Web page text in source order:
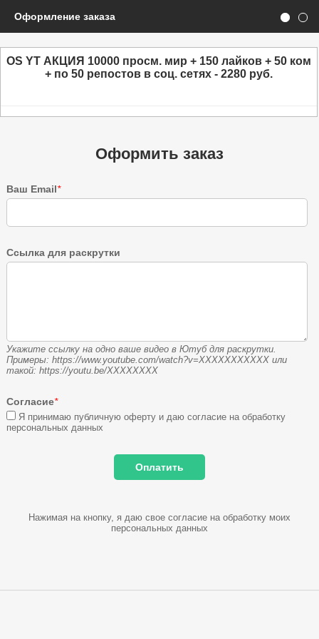
Оформление заказа
Оформить заказ
Ваш Email*
Ссылка для раскрутки
Укажите ссылку на одно ваше видео в Ютуб для раскрутки.
Примеры: https://www.youtube.com/watch?v=XXXXXXXXXXX или
такой: https://youtu.be/XXXXXXXX
Согласие*
Я принимаю публичную оферту и даю согласие на обработку
персональных данных
Нажимая на кнопку, я даю свое согласие на обработку моих
персональных данных
OS YT АКЦИЯ 10000 просм. мир + 150 лайков + 50 ком
+ по 50 репостов в соц. сетях - 2280 руб.